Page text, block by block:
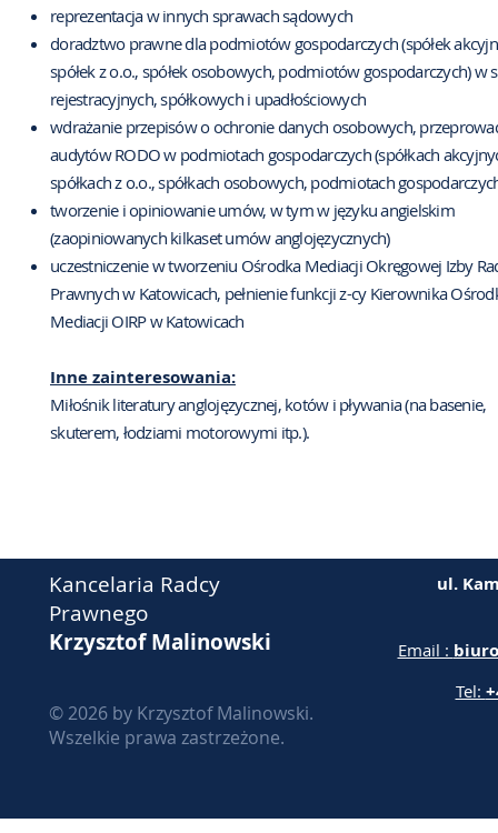
reprezentacja w innych sprawach sądowych
doradztwo prawne dla podmiotów gospodarczych (spółek
spółek z o.o., spółek osobowych, podmiotów gospodarczych) w
rejestracyjnych,spółkowych i upadłościowych
wdrażanie przepisów o ochronie danych osobowych,
audytów RODOw podmiotach gospodarczych (spółkach
spółkach z o.o., spółkach osobowych, podmiotach
tworzenie i opiniowanie umów, w tym w języku angielskim
(zaopiniowanych kilkasetumów anglojęzycznych)
uczestniczenie w tworzeniu Ośrodka Mediacji Okręgowej Izby
Prawnychw Katowicach, pełnienie funkcji z-cy Kierownika
Mediacji OIRP w Katowicach
Inne zainteresowania:
Miłośnik literatury anglojęzycznej, kotów i pływania (na basenie,
skuterem, łodziami motorowymi itp.).
Kancelaria Radcy
Prawnego
Krzysztof Malinowski
© 2026 by Krzysztof Malinowski.
Wszelkie prawa zastrzeżone.
ul.
Email :
Tel: